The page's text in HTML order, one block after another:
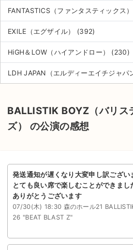
FANTASTICS（ファンタスティックス
EXILE（エグザイル） (392)
HiGH＆LOW（ハイアンドロー） (230)
LDH JAPAN（エルディーエイチジャパ
BALLISTIK BOYZ（バリス
ズ） の公演の感想
発送通知が遅くなり大変申し訳ござい
とても良い席で楽しむことができまし
ありがとうございます
07/30(木) 18:30 森のホール21
26 "BEAT BLAST Z"